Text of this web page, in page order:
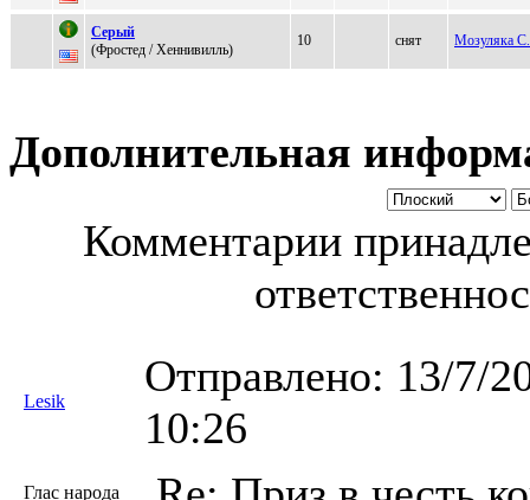
Cеpый
(Фpocтед / Xеннивилль)
10 снят Мозуляка
Дополнительная
Комментарии
Lesik
Отправлено: 13/7/
10:26
Глас народа